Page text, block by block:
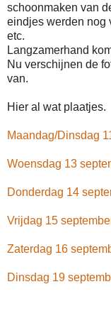
schoonmaken van
eindjes werden nog
etc.
Langzamerhand
Nu verschijnen de
van.
Hier al wat plaatjes.
Maandag/Dinsdag
Woensdag 13
Donderdag 14
Vrijdag 15
Zaterdag 16
Dinsdag 19